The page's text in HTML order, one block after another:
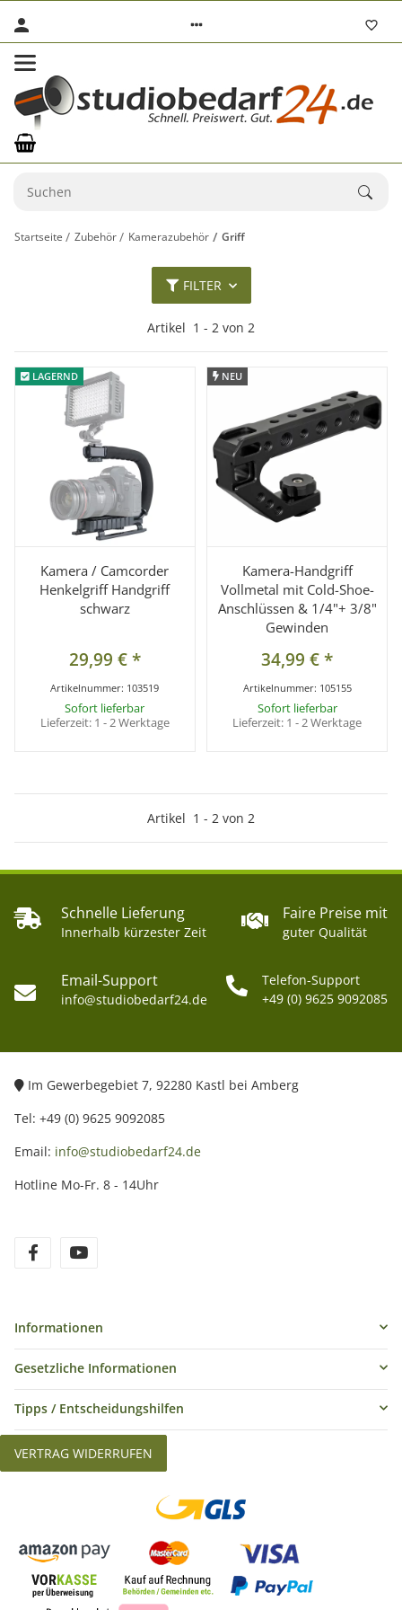
Startseite Zubehör Kamerazubehör Griff
FILTER
Artikel 1 - 2 von 2
LAGERND
LAGERND
Kamera / Camcorder
Henkelgriff Handgriff
schwarz
29,99 €*
Artikelnummer: 103519
Sofort lieferbar
Lieferzeit: 1 - 2 Werktage
NEU
NEU
Kamera-Handgriff
Vollmetal mit Cold-Shoe-
Anschlüssen & 1/4"+ 3/8"
Gewinden
34,99 €*
Artikelnummer: 105155
Sofort lieferbar
Lieferzeit: 1 - 2 Werktage
Artikel 1 - 2 von 2
Schnelle Lieferung
Innerhalb kürzester Zeit
Faire Preise mit
guter Qualität
Email-Support
info@studiobedarf24.de
Telefon-Support
+49 (0) 9625 9092085
Im Gewerbegebiet 7, 92280 Kastl bei Amberg
Tel: +49 (0) 9625 9092085
Email: info@studiobedarf24.de
Hotline Mo-Fr. 8 - 14Uhr
Informationen
Gesetzliche Informationen
Tipps / Entscheidungshilfen
VERTRAG WIDERRUFEN